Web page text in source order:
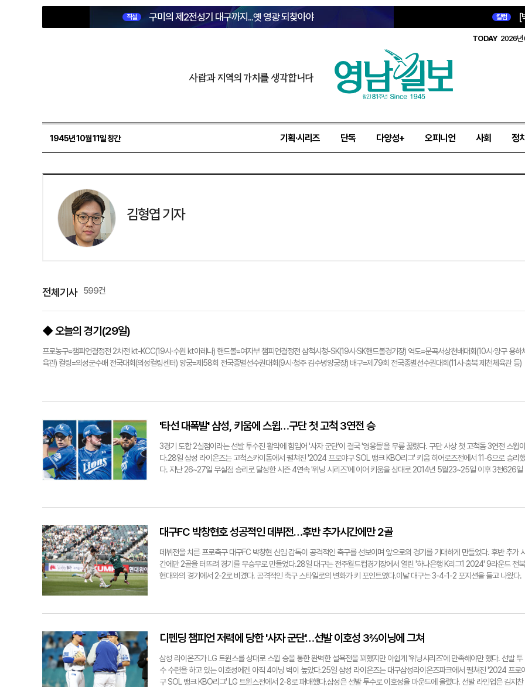
직설 구미의 제2전성기 대구까지...옛 영광 되찾아야 칼럼 [
TODAY 2026년
사람과 지역의 가치를 생각합니다
1945년 10월 11일 창간 기획·시리즈 단독 다양성+ 오피니언 사회 정치
김형엽 기자
전체기사 599건
◆ 오늘의 경기(29일)
프로농구=챔피언결정전 2차전 kt-KCC(19시·수원 kt아레나) 핸드볼=여자부 챔피언결정전 삼척시청-SK(19시·SK핸드볼경기장) 역도=문곡서상천배대회(10시·양구 용하
육관) 컬링=의성군수배 전국대회(의성컬링센터) 양궁=제58회 전국종별선수권대회(9시·청주 김수녕양궁장) 배구=제79회 전국종별선수권대회(11시·충북 제천체육관 등)
'타선 대폭발' 삼성, 키움에 스윕…구단 첫 고척 3연전 승
3경기 도합 2실점이라는 선발 투수진 활약에 힘입어 '사자 군단'이 결국 '영웅들'을 무릎 꿇렸다. 구단 사상 첫 고척돔 3연전 스윕이
다.28일 삼성 라이온즈는 고척스카이돔에서 펼쳐진 '2024 프로야구 SOL 뱅크 KBO리그' 키움 히어로즈전에서 11-6으로 승리했
다. 지난 26~27일 무실점 승리로 달성한 시즌 4연속 '위닝 시리즈'에 이어 키움을 상대로 2014년 5월23~25일 이후 3천626일
수 앞 땅볼을 쳤지만 3루에 있던 김지찬이 빠른 발을 이용해 동점을 만들었다. 4회초엔 무사 2, 3루 상황에서 김성윤이 우전 1타점
1루타를, 2사 2, 3루엔 김재상이 2타점 적시 1루타를 뽑아냈다. 이어 타석에 들어선 김지찬까지 우중간 1타점 2루타를 쳐 경기는
6-2로 벌어졌다.5회초에는 이병헌과 김재상, 이재현이 각각 1타점 1루타로 점수를 보탰다. 만루 상황 맥키넌이 볼넷으로 출루해
밀어내기 1점까지 가져와 경기는 순식간에 10-2가 됐다. 이틀 연속 두 자릿수 득점이다.이날 레예스는 6이닝 2실점으로 퀄리티 스
타트(6이닝 3자책 이하)와 승리 투수를 가져갔다. 6이닝 5피안타 2실점(2자책) 1사사구 7탈삼진이다. 삼성은 8회 1점을, 키움은
대구FC 박창현호 성공적인 데뷔전…후반 추가시간에만 2골
데뷔전을 치른 프로축구 대구FC 박창현 신임 감독이 공격적인 축구를 선보이며 앞으로의 경기를 기대하게 만들었다. 후반 추가 시
간에만 2골을 터뜨려 경기를 무승무로 만들었다.28일 대구는 전주월드컵경기장에서 열린 '하나은행 K리그1 2024' 9라운드 전북
현대와의 경기에서 2-2로 비겼다. 공격적인 축구 스타일로의 변화가 키 포인트였다.이날 대구는 3-4-1-2 포지션을 들고 나왔다.
펼쳤다. 수비적인 움직임으로 상대를 끌어내린 뒤 역습을 시도했던 기존의 플레이 스타일과는 달랐다. 전북현대에 앞서는 볼 점유
율을 유지했고, 중원에서부터 상대를 압박해나갔다.후반 시작과 함께 대구는 중원에 박재현을, 공격에 정재상을 투입하는 성공적
인 교체카드를 선보였다. 후반 추가시간 3분 전북 골문 앞에서 수비를 맞고 나온 공을 박재현이 침착하게 슈팅했고, 오른쪽 골문으
로 빨려들어갔다. 2분여 뒤 상대 진영으로 날아든 크로스를 지켜낸 에드가가 요시노에게 패스했고, 요시노는 비어있는 정재상을
착했다. 정재상은 골문 앞으로 파고들어 슈팅했고, 경기를 무승부로 만드는 극장 동점골을 터뜨렸다.한편 대구는 다음 달 1일 오후
디펜딩 챔피언 저력에 당한 '사자 군단'…선발 이호성 3⅔이닝에 그쳐
삼성 라이온즈가 LG 트윈스를 상대로 스윕 승을 통한 완벽한 설욕전을 꾀했지만 아쉽게 '위닝시리즈'에 만족해야만 했다. 선발 투
수 수련을 하고 있는 이호성에겐 아직 4이닝 벽이 높았다.25일 삼성 라이온즈는 대구삼성라이온즈파크에서 펼쳐진 '2024 프로
구 SOL 뱅크 KBO리그' LG 트윈스전에서 2-8로 패배했다.삼성은 선발 투수로 이호성을 마운드에 올렸다. 선발 라인업은 김지찬